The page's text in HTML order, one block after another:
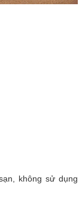
không sử dụng